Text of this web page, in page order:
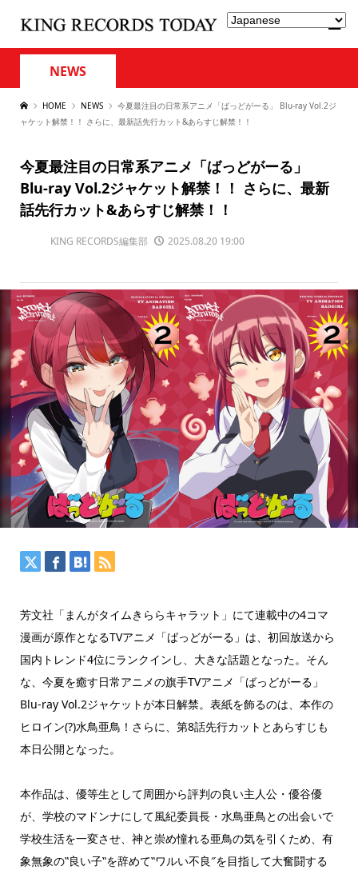
NEWS
HOME NEWS
今夏最注目の日常系アニメ「ばっどがーる」 Blu-ray Vol.2ジ
ャケット解禁！！ さらに、最新話先行カット&あらすじ解禁！！
今夏最注目の日常系アニメ「ばっどがーる」
Blu-ray Vol.2ジャケット解禁！！ さらに、最新
話先行カット&あらすじ解禁！！
KING RECORDS編集部 2025.08.20 19:00
芳文社「まんがタイムきららキャラット」にて連載中の4コマ
漫画が原作となるTVアニメ「ばっどがーる」は、初回放送から
国内トレンド4位にランクインし、大きな話題となった。そん
な、今夏を癒す日常アニメの旗手TVアニメ「ばっどがーる」
Blu-ray Vol.2ジャケットが本日解禁。表紙を飾るのは、本作の
ヒロイン(?)水鳥亜鳥！さらに、第8話先行カットとあらすじも
本日公開となった。
本作品は、優等生として周囲から評判の良い主人公・優谷優
が、学校のマドンナにして風紀委員長・水鳥亜鳥との出会いで
学校生活を一変させ、神と崇め憧れる亜鳥の気を引くため、有
象無象の‟良い子‟を辞めて‟ワルい不良″を目指して大奮闘する